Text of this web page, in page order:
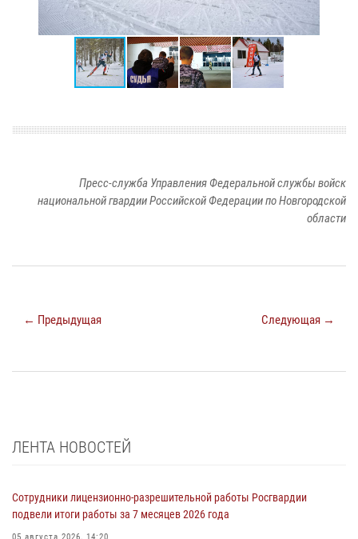
Пресс-служба Управления Федеральной службы войск
национальной гвардии Российской Федерации по Новгородской
области
← Предыдущая Следующая →
ЛЕНТА НОВОСТЕЙ
Сотрудники лицензионно-разрешительной работы Росгвардии
подвели итоги работы за 7 месяцев 2026 года
05 августа 2026, 14:20